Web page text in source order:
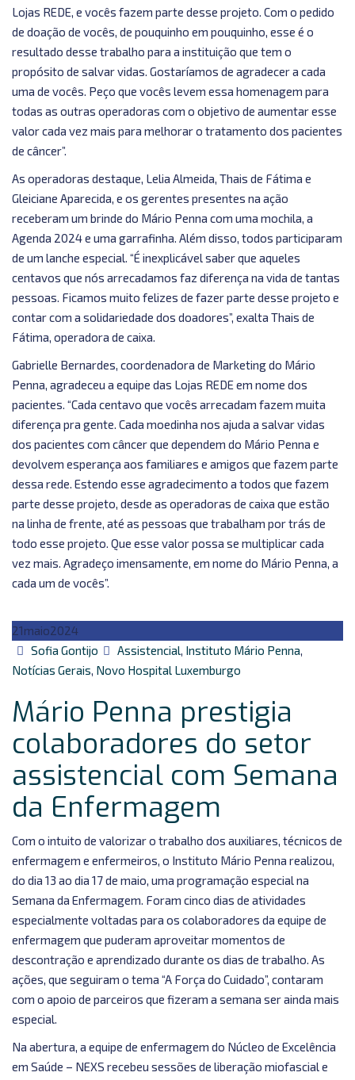
Lojas REDE, e vocês fazem parte desse projeto. Com o pedido
de doação de vocês, de pouquinho em pouquinho, esse é o
resultado desse trabalho para a instituição que tem o
propósito de salvar vidas. Gostaríamos de agradecer a cada
uma de vocês. Peço que vocês levem essa homenagem para
todas as outras operadoras com o objetivo de aumentar esse
valor cada vez mais para melhorar o tratamento dos pacientes
de câncer”.
As operadoras destaque, Lelia Almeida, Thais de Fátima e
Gleiciane Aparecida, e os gerentes presentes na ação
receberam um brinde do Mário Penna com uma mochila, a
Agenda 2024 e uma garrafinha. Além disso, todos participaram
de um lanche especial. “É inexplicável saber que aqueles
centavos que nós arrecadamos faz diferença na vida de tantas
pessoas. Ficamos muito felizes de fazer parte desse projeto e
contar com a solidariedade dos doadores”, exalta Thais de
Fátima, operadora de caixa.
Gabrielle Bernardes, coordenadora de Marketing do Mário
Penna, agradeceu a equipe das Lojas REDE em nome dos
pacientes. “Cada centavo que vocês arrecadam fazem muita
diferença pra gente. Cada moedinha nos ajuda a salvar vidas
dos pacientes com câncer que dependem do Mário Penna e
devolvem esperança aos familiares e amigos que fazem parte
dessa rede. Estendo esse agradecimento a todos que fazem
parte desse projeto, desde as operadoras de caixa que estão
na linha de frente, até as pessoas que trabalham por trás de
todo esse projeto. Que esse valor possa se multiplicar cada
vez mais. Agradeço imensamente, em nome do Mário Penna, a
cada um de vocês”.
21maio2024
Autor
Sofia Gontijo Categorias
Assistencial, Instituto Mário Penna,
Notícias Gerais, Novo Hospital Luxemburgo
Mário Penna prestigia
colaboradores do setor
assistencial com Semana
da Enfermagem
Com o intuito de valorizar o trabalho dos auxiliares, técnicos de
enfermagem e enfermeiros, o Instituto Mário Penna realizou,
do dia 13 ao dia 17 de maio, uma programação especial na
Semana da Enfermagem. Foram cinco dias de atividades
especialmente voltadas para os colaboradores da equipe de
enfermagem que puderam aproveitar momentos de
descontração e aprendizado durante os dias de trabalho. As
ações, que seguiram o tema “A Força do Cuidado”, contaram
com o apoio de parceiros que fizeram a semana ser ainda mais
especial.
Na abertura, a equipe de enfermagem do Núcleo de Excelência
em Saúde – NEXS recebeu sessões de liberação miofascial e